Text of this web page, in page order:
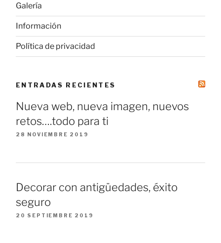
Galería
Información
Política de privacidad
ENTRADAS RECIENTES
Nueva web, nueva imagen, nuevos
retos….todo para ti
28 NOVIEMBRE 2019
Decorar con antigüedades, éxito
seguro
20 SEPTIEMBRE 2019